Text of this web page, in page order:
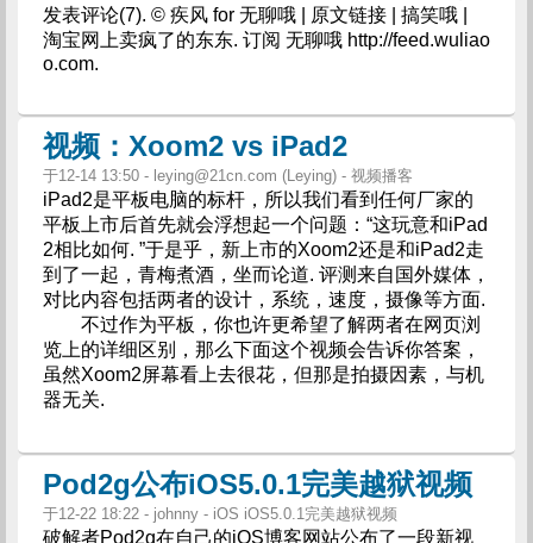
发表评论(7). © 疾风 for 无聊哦 | 原文链接 | 搞笑哦 |
淘宝网上卖疯了的东东. 订阅 无聊哦 http://feed.wuliao
o.com.
视频：Xoom2 vs iPad2
于12-14 13:50 - leying@21cn.com (Leying) - 视频播客
iPad2是平板电脑的标杆，所以我们看到任何厂家的
平板上市后首先就会浮想起一个问题：“这玩意和iPad
2相比如何. ”于是乎，新上市的Xoom2还是和iPad2走
到了一起，青梅煮酒，坐而论道. 评测来自国外媒体，
对比内容包括两者的设计，系统，速度，摄像等方面.
不过作为平板，你也许更希望了解两者在网页浏
览上的详细区别，那么下面这个视频会告诉你答案，
虽然Xoom2屏幕看上去很花，但那是拍摄因素，与机
器无关.
Pod2g公布iOS5.0.1完美越狱视频
于12-22 18:22 - johnny - iOS iOS5.0.1完美越狱视频
破解者Pod2g在自己的iOS博客网站公布了一段新视